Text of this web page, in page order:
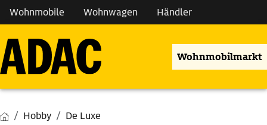
Wohnmobile Wohnwagen Händler
Wohnmobilmarkt
Hobby
De Luxe